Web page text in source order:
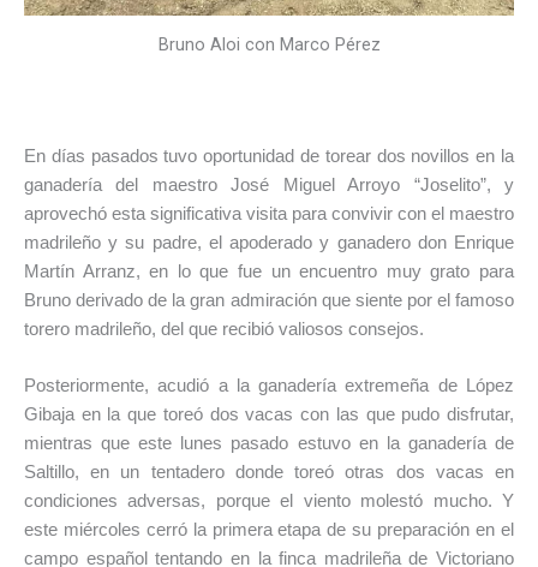
Bruno Aloi con Marco Pérez
En días pasados tuvo oportunidad de torear dos novillos en la
ganadería del maestro José Miguel Arroyo “Joselito”, y
aprovechó esta significativa visita para convivir con el maestro
madrileño y su padre, el apoderado y ganadero don Enrique
Martín Arranz, en lo que fue un encuentro muy grato para
Bruno derivado de la gran admiración que siente por el famoso
torero madrileño, del que recibió valiosos consejos.
Posteriormente, acudió a la ganadería extremeña de López
Gibaja en la que toreó dos vacas con las que pudo disfrutar,
mientras que este lunes pasado estuvo en la ganadería de
Saltillo, en un tentadero donde toreó otras dos vacas en
condiciones adversas, porque el viento molestó mucho. Y
este miércoles cerró la primera etapa de su preparación en el
campo español tentando en la finca madrileña de Victoriano